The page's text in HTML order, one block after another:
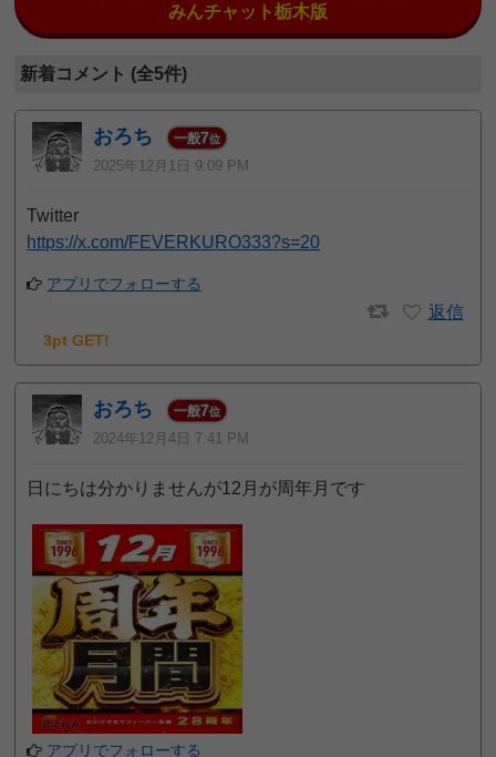
みんチャット栃木版
新着コメント (全5件)
おろち 一般7位
2025年12月1日 9:09 PM
Twitter
https://x.com/FEVERKURO333?s=20
アプリでフォローする
返信
3pt GET!
おろち 一般7位
2024年12月4日 7:41 PM
日にちは分かりませんが12月が周年月です
アプリでフォローする